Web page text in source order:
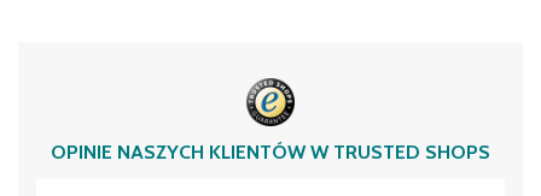
Nein
OPINIE NASZYCH KLIENTÓW W TRUSTED SHOPS